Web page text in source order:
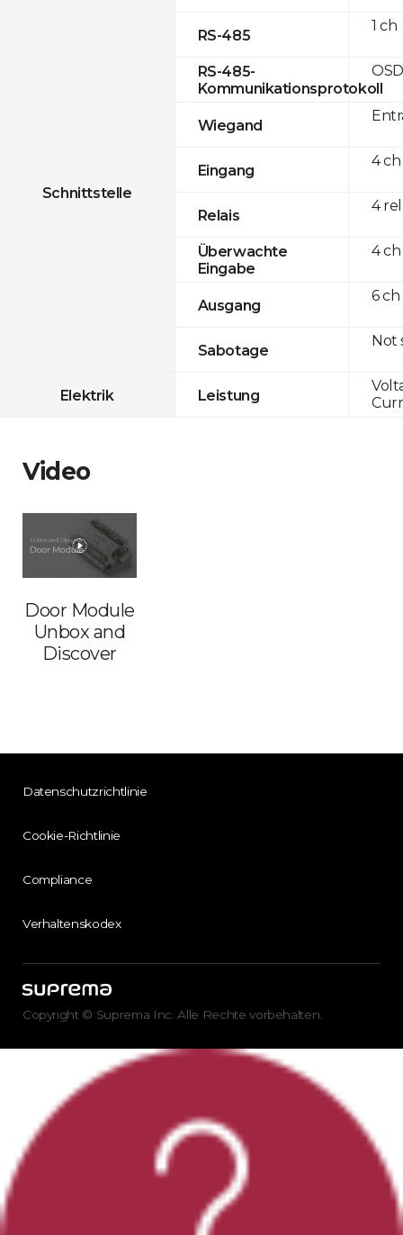
Schnittstelle
RS-485
RS-485-
Kommunikationsprotokoll
Wiegand
Eingang
Relais
Überwachte
Eingabe
Ausgang
Sabotage
Elektrik Leistung
1 ch
4 ch
4
4 ch
6 ch
Not
Video
Door Module
Unbox and
Discover
Datenschutzrichtlinie
Cookie-Richtlinie
Compliance
Verhaltenskodex
Copyright © Suprema Inc. Alle Rechte vorbehalten.